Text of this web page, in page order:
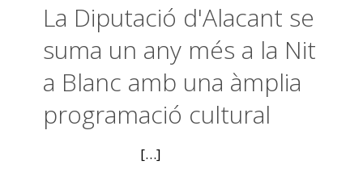
La Diputació d'Alacant se
suma un any més a la Nit
a Blanc amb una àmplia
programació cultural
[…]